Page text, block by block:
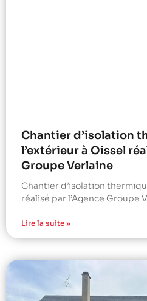
Chantier d’isolation
l’extérieur à Oissel
Groupe Verlaine
Chantier d’isolation
réalisé par l’Agence Groupe
Lire la suite »